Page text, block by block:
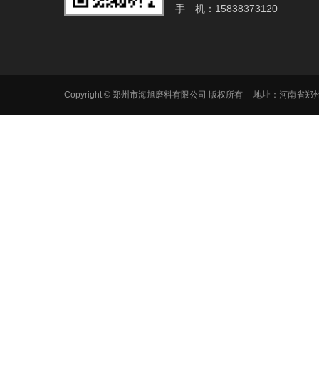
手 机：15838373120
Copyright © 郑州市海旭磨料有限公司 版权所有 地址：河南省